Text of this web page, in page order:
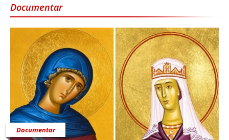
Documentar
Documentar